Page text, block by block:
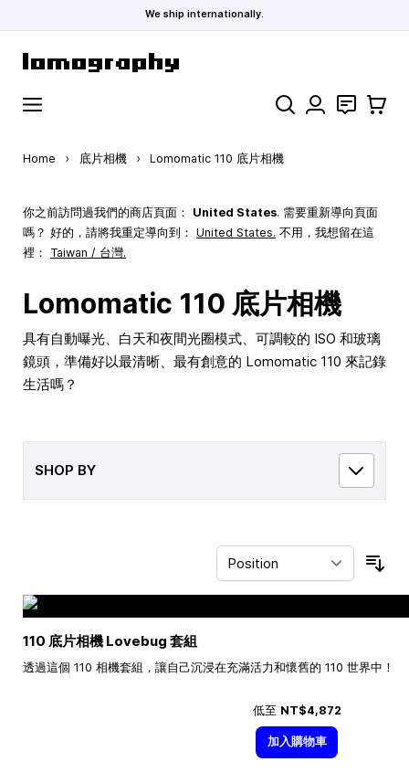
We ship internationally.
Search 聯絡 購物車
Home › 底片相機 › Lomomatic 110 底片相機
你之前訪問過我們的商店頁面： United States. 需要重新導向頁面
嗎？ 好的，請將我重定導向到： United States. 不用，我想留在這
裡： Taiwan / 台灣.
Lomomatic 110 底片相機
具有自動曝光、白天和夜間光圈模式、可調較的 ISO 和玻璃
鏡頭，準備好以最清晰、最有創意的 Lomomatic 110 來記錄
生活嗎？
SHOP BY
110 底片相機 Lovebug 套組
透過這個 110 相機套組，讓自己沉浸在充滿活力和懷舊的 110 世界中！
低至 NT$4,872
加入購物車